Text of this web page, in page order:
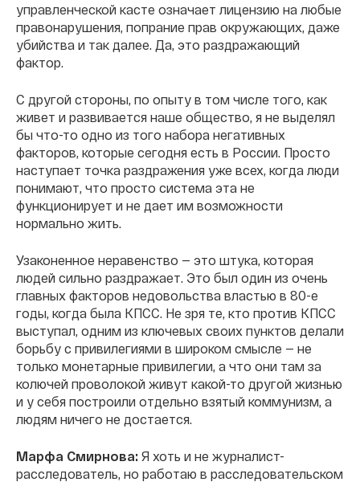
управленческой касте означает лицензию на любые
правонарушения, попрание прав окружающих, даже
убийства и так далее. Да, это раздражающий
фактор.
С другой стороны, по опыту в том числе того, как
живет и развивается наше общество, я не выделял
бы что-то одно из того набора негативных
факторов, которые сегодня есть в России. Просто
наступает точка раздражения уже всех, когда люди
понимают, что просто система эта не
функционирует и не дает им возможности
нормально жить.
Узаконенное неравенство — это штука, которая
людей сильно раздражает. Это был один из очень
главных факторов недовольства властью в 80-е
годы, когда была КПСС. Не зря те, кто против КПСС
выступал, одним из ключевых своих пунктов делали
борьбу с привилегиями в широком смысле — не
только монетарные привилегии, а что они там за
колючей проволокой живут какой-то другой жизнью
и у себя построили отдельно взятый коммунизм, а
людям ничего не достается.
Марфа Смирнова: Я хоть и не журналист-
расследователь, но работаю в расследовательском